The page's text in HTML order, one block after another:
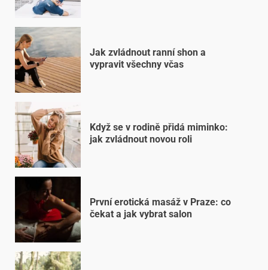
Jak zvládnout ranní shon a
vypravit všechny včas
Když se v rodině přidá miminko:
jak zvládnout novou roli
První erotická masáž v Praze: co
čekat a jak vybrat salon